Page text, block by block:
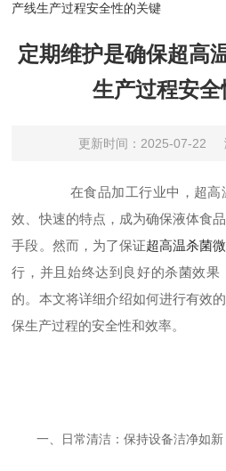
产线生产过程安全性的关键
定期维护是确保超高
生产过程安
更新时间：2025-07-22
在食品加工行业中，超高
效、快速的特点，成为确保液体食
手段。然而，为了保证超高温杀菌
行，并且始终达到良好的杀菌效
的。本文将详细介绍如何进行有效
保生产过程的安全性和效率。
一、日常清洁：保持设备洁净如新